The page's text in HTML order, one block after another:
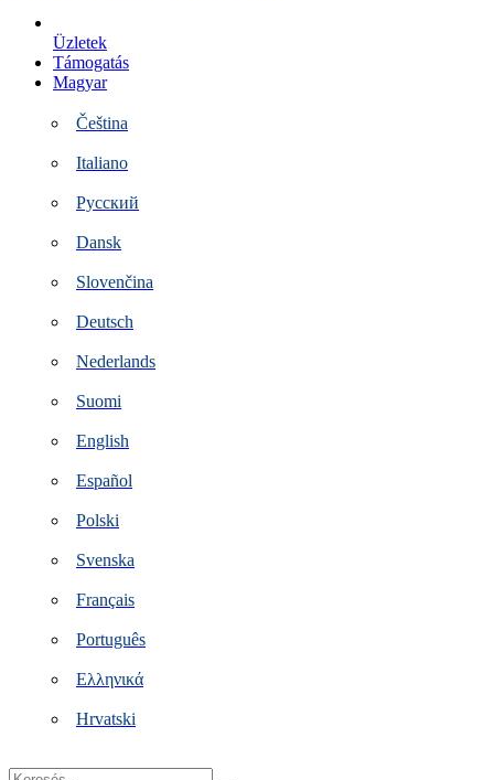
Üzletek
Támogatás
Magyar
Čeština
Italiano
Русский
Dansk
Slovenčina
Deutsch
Nederlands
Suomi
English
Español
Polski
Svenska
Français
Português
Ελληνικά
Hrvatski
Keresés...